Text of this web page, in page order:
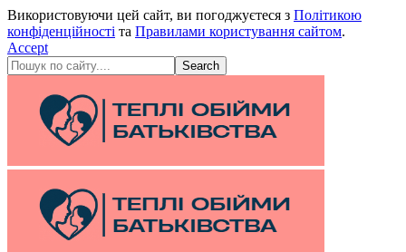
Використовуючи цей сайт, ви погоджуєтеся з Політикою
конфіденційності та Правилами користування сайтом.
Accept